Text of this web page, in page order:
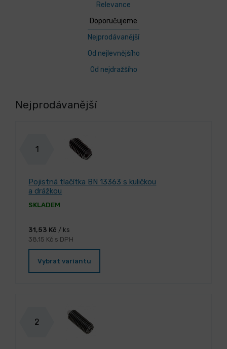
Relevance
Doporučujeme
Nejprodávanější
Od nejlevnějšího
Od nejdražšího
Nejprodávanější
1
Pojistná tlačítka BN 13363 s kuličkou
a drážkou
SKLADEM
31,53 Kč / ks
38,15 Kč s DPH
Vybrat variantu
2